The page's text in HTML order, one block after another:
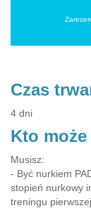
Czas
4 dni
Kto
Musisz:
- Być nurkiem
stopień nurkowy
treningu